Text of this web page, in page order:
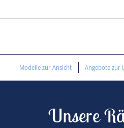
Modelle zur Ansicht Angebote zur
Unsere